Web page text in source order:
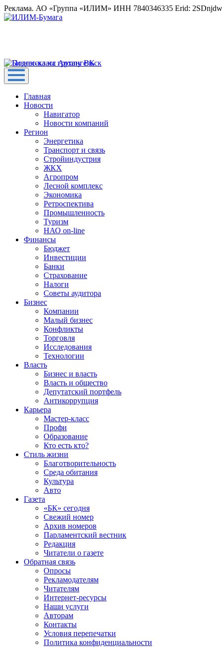
Реклама. АО «Группа «ИЛИМ» ИНН 7840346335 Erid:
Главная
Новости
Навигатор
Новости компаний
Регион
Энергетика
Транспорт и связь
Стройиндустрия
ЖКХ
Агропром
Лесной комплекс
Экономика
Ретроспектива
Промышленность
Туризм
НАО on-line
Финансы
Бюджет
Инвестиции
Банки
Страхование
Налоги
Советы аудитора
Бизнес
Компании
Малый бизнес
Конфликты
Торговля
Исследования
Технологии
Власть
Бизнес и власть
Власть и общество
Депутатский портфель
Антикоррупция
Карьера
Мастер-класс
Профи
Образование
Кто есть кто?
Стиль жизни
Благотворительность
Среда обитания
Культура
Авто
Газета
«БК» сегодня
Свежий номер
Архив номеров
Парламентский вестник
Редакция
Читатели о газете
Обратная связь
Опросы
Рекламодателям
Читателям
Интернет-ресурсы
Наши услуги
Авторам
Контакты
Условия перепечатки
Политика конфиденциальности